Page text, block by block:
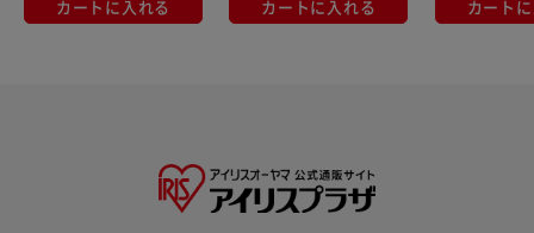
カートに入れる カートに入れる カート